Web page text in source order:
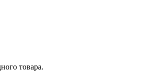
товара.